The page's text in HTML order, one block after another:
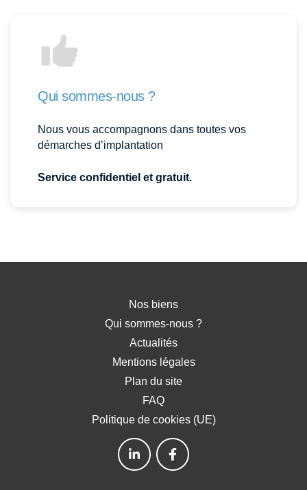
Qui sommes-nous ?
Nous vous accompagnons dans toutes vos
démarches d’implantation
Service confidentiel et gratuit.
Nos biens
Qui sommes-nous ?
Actualités
Mentions légales
Plan du site
FAQ
Politique de cookies (UE)